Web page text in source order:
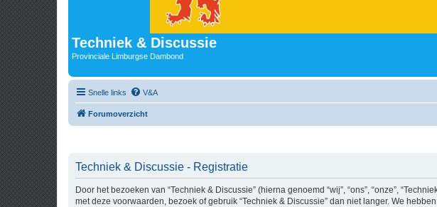
Techniek & Discussie
Provinciale Limburgse Dambond
Snelle links V&A
Forumoverzicht
Techniek & Discussie - Registratie
Door het bezoeken van “Techniek & Discussie” (hierna genoemd “wij”, “ons”, “onze”,
met deze voorwaarden, bezoek of gebruik “Techniek & Discussie” dan niet langer. We